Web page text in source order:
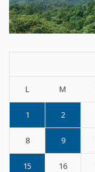
L M
1 2
8 9
15 16